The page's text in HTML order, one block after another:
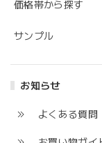
価格帯から探す
サンプル
お知らせ
よくある質問